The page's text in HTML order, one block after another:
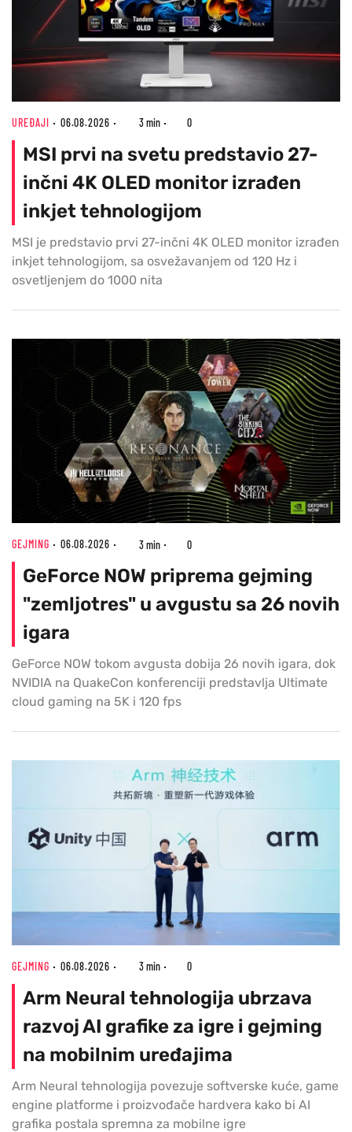
UREĐAJI 06.08.2026 3 min 0
MSI prvi na svetu predstavio 27-
inčni 4K OLED monitor izrađen
inkjet tehnologijom
MSI je predstavio prvi 27-inčni 4K OLED monitor izrađen
inkjet tehnologijom, sa osvežavanjem od 120 Hz i
osvetljenjem do 1000 nita
GEJMING 06.08.2026 3 min 0
GeForce NOW priprema gejming
"zemljotres" u avgustu sa 26 novih
igara
GeForce NOW tokom avgusta dobija 26 novih igara, dok
NVIDIA na QuakeCon konferenciji predstavlja Ultimate
cloud gaming na 5K i 120 fps
GEJMING 06.08.2026 3 min 0
Arm Neural tehnologija ubrzava
razvoj AI grafike za igre i gejming
na mobilnim uređajima
Arm Neural tehnologija povezuje softverske kuće, game
engine platforme i proizvođače hardvera kako bi AI
grafika postala spremna za mobilne igre